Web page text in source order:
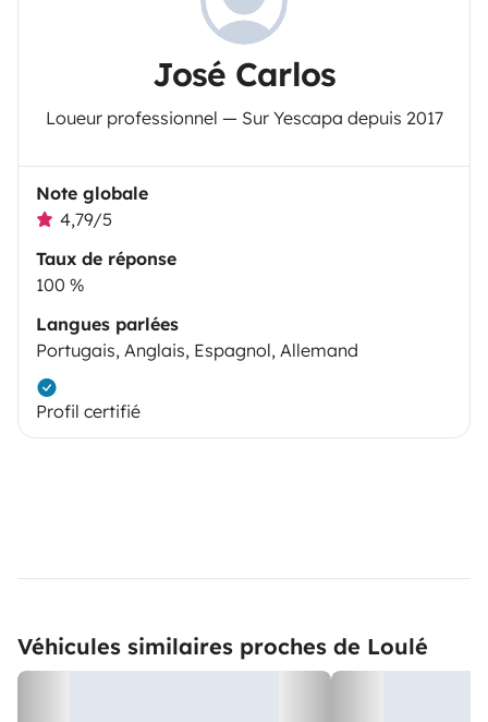
José Carlos
Loueur professionnel — Sur Yescapa depuis 2017
Note globale
4,79/5
Taux de réponse
100 %
Langues parlées
Portugais, Anglais, Espagnol, Allemand
Profil certifié
Véhicules similaires proches de Loulé